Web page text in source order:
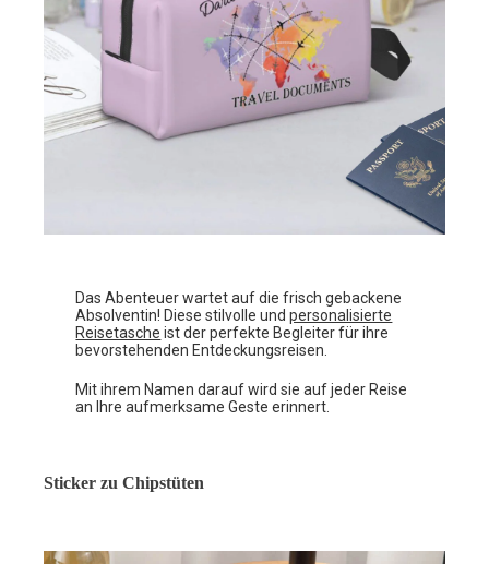
Das Abenteuer wartet auf die frisch gebackene
Absolventin! Diese stilvolle undpersonalisierte
Reisetasche ist der perfekte Begleiter für ihre
bevorstehenden Entdeckungsreisen.
Mit ihrem Namen darauf wird sie auf jeder Reise
an Ihre aufmerksame Geste erinnert.
Sticker zu Chipstüten